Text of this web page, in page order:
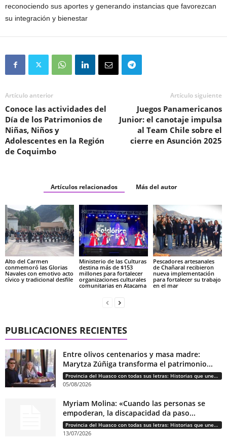
reconociendo sus aportes y generando instancias que favorezcan
su integración y bienestar
Artículo anterior
Conoce las actividades del
Día de los Patrimonios de
Niñas, Niños y
Adolescentes en la Región
de Coquimbo
Artículo siguiente
Juegos Panamericanos
Junior: el canotaje impulsa
al Team Chile sobre el
cierre en Asunción 2025
Artículos relacionados Más del autor
Alto del Carmen
conmemoró las Glorias
Navales con emotivo acto
cívico y tradicional desfile
Ministerio de las Culturas
destina más de $153
millones para fortalecer
organizaciones culturales
comunitarias en Atacama
Pescadores artesanales
de Chañaral recibieron
nueva implementación
para fortalecer su trabajo
en el mar
PUBLICACIONES RECIENTES
Entre olivos centenarios y masa madre:
Marytza Zúñiga transforma el patrimonio...
Provincia del Huasco con todas sus letras: Historias que unen cultura, diversidad e identidad
05/08/2026
Myriam Molina: «Cuando las personas se
empoderan, la discapacidad da paso...
Provincia del Huasco con todas sus letras: Historias que unen cultura, diversidad e identidad
13/07/2026